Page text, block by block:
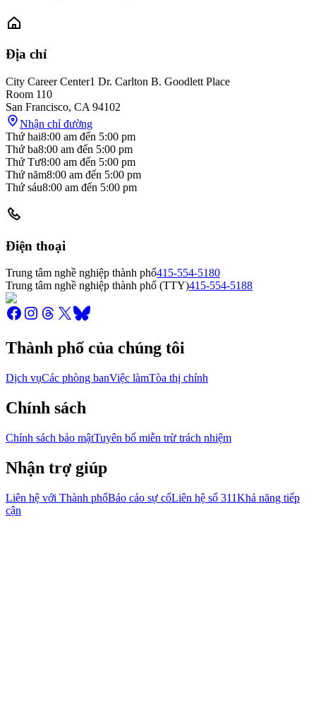
Địa chỉ
City Career Center1 Dr. Carlton B. Goodlett Place
Room 110
San Francisco, CA 94102
Nhận chỉ đường
Thứ hai8:00 am đến 5:00 pm
Thứ ba8:00 am đến 5:00 pm
Thứ Tư8:00 am đến 5:00 pm
Thứ năm8:00 am đến 5:00 pm
Thứ sáu8:00 am đến 5:00 pm
Điện thoại
Trung tâm nghề nghiệp thành phố415-554-5180
Trung tâm nghề nghiệp thành phố (TTY)415-554-5188
Thành phố của chúng tôi
Dịch vụCác phòng banViệc làmTòa thị chính
Chính sách
Chính sách bảo mậtTuyên bố miễn trừ trách nhiệm
Nhận trợ giúp
Liên hệ với Thành phốBáo cáo sự cốLiên hệ số 311Khả năng tiếp
cận